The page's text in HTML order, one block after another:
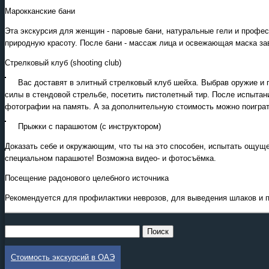
Марокканские бани
Эта экскурсия для женщин - паровые бани, натуральные гели и
природную красоту. После бани - массаж лица и освежающая маска
Стрелковый клуб (shooting club)
Вас доставят в элитный стрелковый клуб шейха. Выбрав оружие
силы в стендовой стрельбе, посетить пистолетный тир. После
фотографии на память. А за дополнительную стоимость можно
Прыжки с парашютом (с инструктором)
Доказать себе и окружающим, что ты на это способен, испытать
специальном парашюте! Возможна видео- и фотосъёмка.
Посещение радонового целебного источника
Рекомендуется для профилактики неврозов, для выведения шлаков
Стоимость экскурсий в ОАЭ